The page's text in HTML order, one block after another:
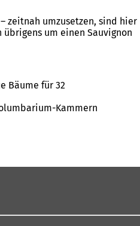
zeitnah umzusetzen, sind hier
um einen Sauvignon
Bäume für 32
Kammern